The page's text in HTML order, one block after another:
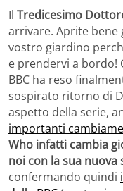
Il Tredicesimo
arrivare. Aprite
vostro giardino
e prendervi a bordo!
BBC ha reso
sospirato ritorno di
aspetto della serie,
importanti
Who infatti cambia
noi con la sua
confermando quindi